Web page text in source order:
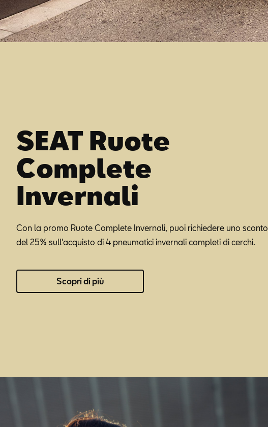
SEAT Ruote
Complete
Invernali
Con la promo Ruote Complete Invernali, puoi richiedere uno sconto
del 25% sull'acquisto di 4 pneumatici invernali completi di cerchi.
Scopri di più